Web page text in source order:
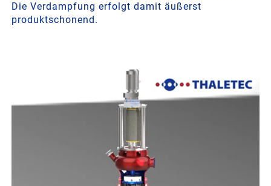
Die Verdampfung erfolgt damit äußerst
produktschonend.